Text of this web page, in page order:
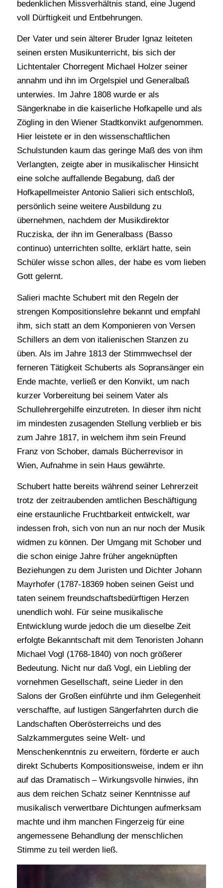
bedenklichen Missverhältnis stand, eine Jugend
voll Dürftigkeit und Entbehrungen.
Der Vater und sein älterer Bruder Ignaz leiteten
seinen ersten Musikunterricht, bis sich der
Lichtentaler Chorregent Michael Holzer seiner
annahm und ihn im Orgelspiel und Generalbaß
unterwies. Im Jahre 1808 wurde er als
Sängerknabe in die kaiserliche Hofkapelle und als
Zögling in den Wiener Stadtkonvikt aufgenommen.
Hier leistete er in den wissenschaftlichen
Schulstunden kaum das geringe Maß des von ihm
Verlangten, zeigte aber in musikalischer Hinsicht
eine solche auffallende Begabung, daß der
Hofkapellmeister Antonio Salieri sich entschloß,
persönlich seine weitere Ausbildung zu
übernehmen, nachdem der Musikdirektor
Rucziska, der ihn im Generalbass (Basso
continuo) unterrichten sollte, erklärt hatte, sein
Schüler wisse schon alles, der habe es vom lieben
Gott gelernt.
Salieri machte Schubert mit den Regeln der
strengen Kompositionslehre bekannt und empfahl
ihm, sich statt an dem Komponieren von Versen
Schillers an dem von italienischen Stanzen zu
üben. Als im Jahre 1813 der Stimmwechsel der
ferneren Tätigkeit Schuberts als Sopransänger ein
Ende machte, verließ er den Konvikt, um nach
kurzer Vorbereitung bei seinem Vater als
Schullehrergehilfe einzutreten. In dieser ihm nicht
im mindesten zusagenden Stellung verblieb er bis
zum Jahre 1817, in welchem ihm sein Freund
Franz von Schober, damals Bücherrevisor in
Wien, Aufnahme in sein Haus gewährte.
Schubert hatte bereits während seiner Lehrerzeit
trotz der zeitraubenden amtlichen Beschäftigung
eine erstaunliche Fruchtbarkeit entwickelt, war
indessen froh, sich von nun an nur noch der Musik
widmen zu können. Der Umgang mit Schober und
die schon einige Jahre früher angeknüpften
Beziehungen zu dem Juristen und Dichter Johann
Mayrhofer (1787-18369 hoben seinen Geist und
taten seinem freundschaftsbedürftigen Herzen
unendlich wohl. Für seine musikalische
Entwicklung wurde jedoch die um dieselbe Zeit
erfolgte Bekanntschaft mit dem Tenoristen Johann
Michael Vogl (1768-1840) von noch größerer
Bedeutung. Nicht nur daß Vogl, ein Liebling der
vornehmen Gesellschaft, seine Lieder in den
Salons der Großen einführte und ihm Gelegenheit
verschaffte, auf lustigen Sängerfahrten durch die
Landschaften Oberösterreichs und des
Salzkammergutes seine Welt- und
Menschenkenntnis zu erweitern, förderte er auch
direkt Schuberts Kompositionsweise, indem er ihn
auf das Dramatisch – Wirkungsvolle hinwies, ihn
aus dem reichen Schatz seiner Kenntnisse auf
musikalisch verwertbare Dichtungen aufmerksam
machte und ihm manchen Fingerzeig für eine
angemessene Behandlung der menschlichen
Stimme zu teil werden ließ.